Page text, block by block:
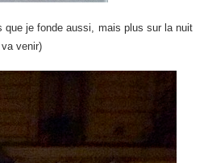
que je fonde aussi, mais plus sur la nuit
venir)